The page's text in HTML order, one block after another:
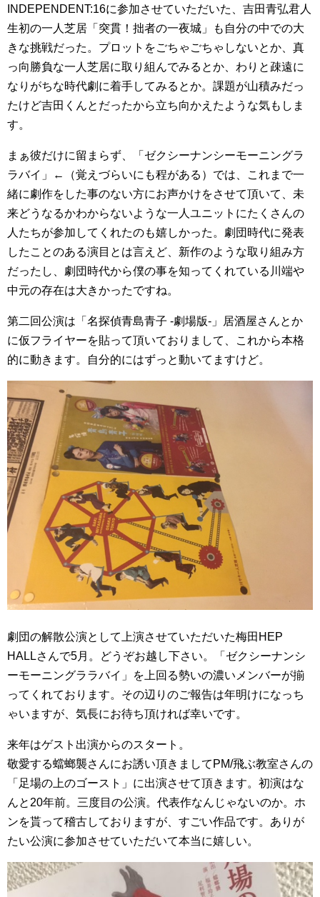
INDEPENDENT:16に参加させていただいた、吉田青弘君人
生初の一人芝居「突貫！拙者の一夜城」も自分の中での大
きな挑戦だった。プロットをごちゃごちゃしないとか、真
っ向勝負な一人芝居に取り組んでみるとか、わりと疎遠に
なりがちな時代劇に着手してみるとか。課題が山積みだっ
たけど吉田くんとだったから立ち向かえたような気もしま
す。
まぁ彼だけに留まらず、「ゼクシーナンシーモーニングラ
ラバイ」←（覚えづらいにも程がある）では、これまで一
緒に劇作をした事のない方にお声かけをさせて頂いて、未
来どうなるかわからないような一人ユニットにたくさんの
人たちが参加してくれたのも嬉しかった。劇団時代に発表
したことのある演目とは言えど、新作のような取り組み方
だったし、劇団時代から僕の事を知ってくれている川端や
中元の存在は大きかったですね。
第二回公演は「名探偵青島青子 -劇場版-」居酒屋さんとか
に仮フライヤーを貼って頂いておりまして、これから本格
的に動きます。自分的にはずっと動いてますけど。
劇団の解散公演として上演させていただいた梅田HEP
HALLさんで5月。どうぞお越し下さい。「ゼクシーナンシ
ーモーニングララバイ」を上回る勢いの濃いメンバーが揃
ってくれております。その辺りのご報告は年明けになっち
ゃいますが、気長にお待ち頂ければ幸いです。
来年はゲスト出演からのスタート。
敬愛する蟷螂襲さんにお誘い頂きましてPM/飛ぶ教室さんの
「足場の上のゴースト」に出演させて頂きます。初演はな
んと20年前。三度目の公演。代表作なんじゃないのか。ホ
ンを貰って稽古しておりますが、すごい作品です。ありが
たい公演に参加させていただいて本当に嬉しい。